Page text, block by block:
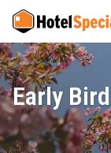
Early